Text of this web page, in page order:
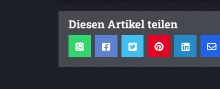
Diesen Artikel teilen